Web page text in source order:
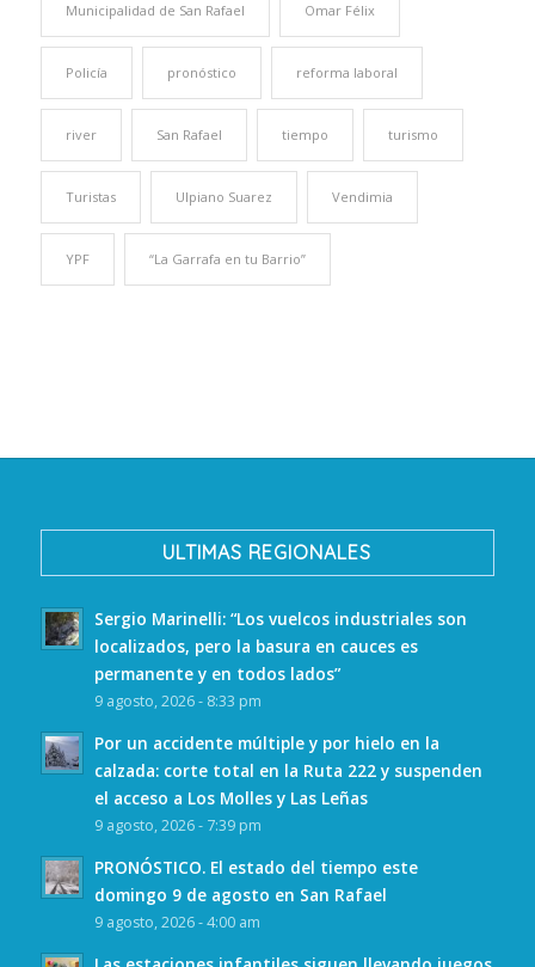
Municipalidad de San Rafael Omar Félix
Policía pronóstico reforma laboral
river San Rafael tiempo turismo
Turistas Ulpiano Suarez Vendimia
YPF “La Garrafa en tu Barrio”
ULTIMAS REGIONALES
Sergio Marinelli: “Los vuelcos industriales son
localizados, pero la basura en cauces es
permanente y en todos lados”
9 agosto, 2026 - 8:33 pm
Por un accidente múltiple y por hielo en la
calzada: corte total en la Ruta 222 y suspenden
el acceso a Los Molles y Las Leñas
9 agosto, 2026 - 7:39 pm
PRONÓSTICO. El estado del tiempo este
domingo 9 de agosto en San Rafael
9 agosto, 2026 - 4:00 am